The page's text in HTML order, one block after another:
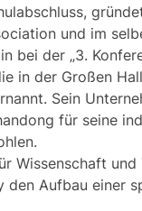
und im
bei der „3.
in der Großen
Sein
für seine
Wissenschaft
Aufbau einer